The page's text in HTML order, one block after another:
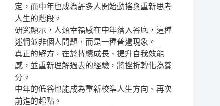
定，而中年也成為許多人開始動搖與重新思考
人生的階段。
研究顯示，人類幸福感在中年落入谷底，這種
迷惘並非個人問題，而是一種普遍現象。
真正的解方，在於持續成長、提升自我效能
感，並重新理解過去的經驗，將挫折轉化為養
分。
中年的低谷也能成為重新校準人生方向、再次
前進的起點。